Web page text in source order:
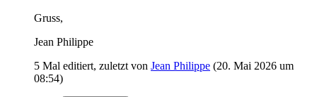
Gruss,
Jean Philippe
5 Mal editiert, zuletzt von Jean Philippe (20. Mai 2026 um
08:54)